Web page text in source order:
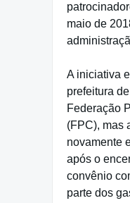
maio de
A iniciativa
prefeitura
Federação
(FPC), mas
novamente
após o
convênio
parte dos